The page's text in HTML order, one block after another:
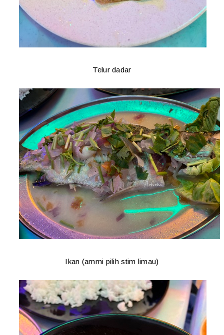
Telur dadar
Ikan (ammi pilih stim limau)